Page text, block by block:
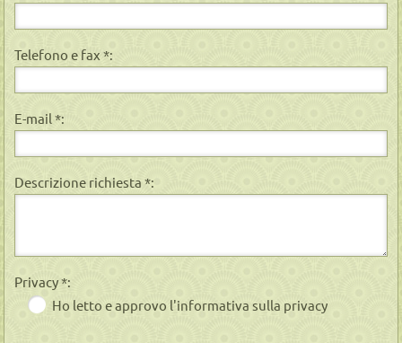
Telefono e fax *:
E-mail *:
Descrizione richiesta *:
Privacy *:
Ho letto e approvo l'informativa sulla privacy